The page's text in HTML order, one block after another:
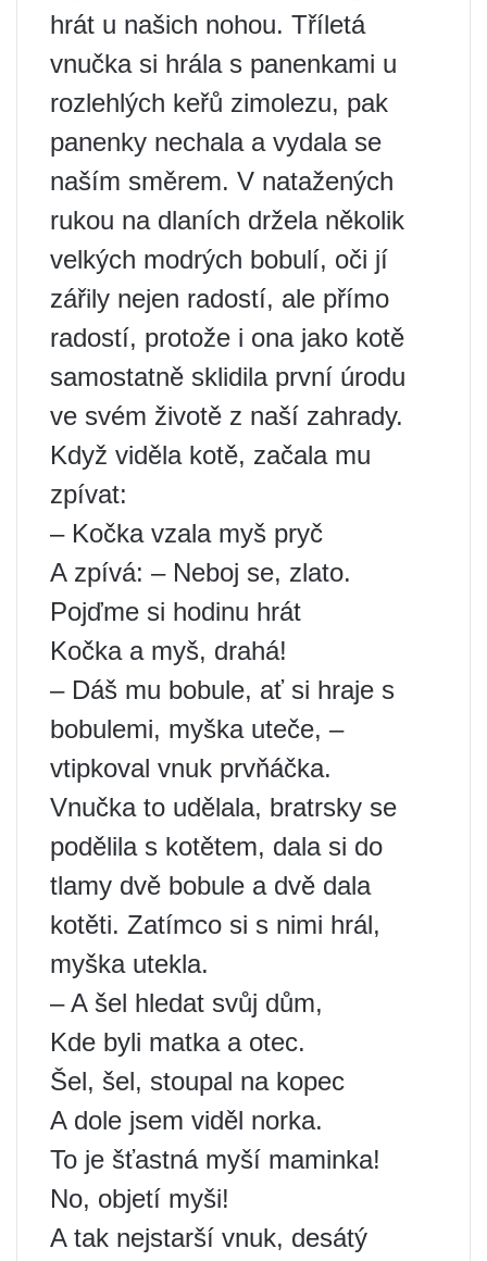
hrát u našich nohou. Tříletá
vnučka si hrála s panenkami u
rozlehlých keřů zimolezu, pak
panenky nechala a vydala se
naším směrem. V natažených
rukou na dlaních držela několik
velkých modrých bobulí, oči jí
zářily nejen radostí, ale přímo
radostí, protože i ona jako kotě
samostatně sklidila první úrodu
ve svém životě z naší zahrady.
Když viděla kotě, začala mu
zpívat:
– Kočka vzala myš pryč
A zpívá: – Neboj se, zlato.
Pojďme si hodinu hrát
Kočka a myš, drahá!
– Dáš mu bobule, ať si hraje s
bobulemi, myška uteče, –
vtipkoval vnuk prvňáčka.
Vnučka to udělala, bratrsky se
podělila s kotětem, dala si do
tlamy dvě bobule a dvě dala
kotěti. Zatímco si s nimi hrál,
myška utekla.
– A šel hledat svůj dům,
Kde byli matka a otec.
Šel, šel, stoupal na kopec
A dole jsem viděl norka.
To je šťastná myší maminka!
No, objetí myši!
A tak nejstarší vnuk, desátý